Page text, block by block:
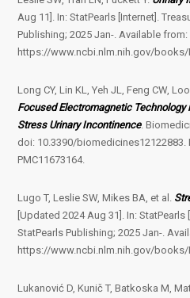
Aug 11]. In: StatPearls [Internet].
Publishing; 2025 Jan-. Available from:
https://www.ncbi.nlm.nih.gov/books/
Long CY, Lin KL, Yeh JL, Feng CW, Loo
Focused Electromagnetic
Stress Urinary Incontinence.
doi: 10.3390/biomedicines12122883.
PMC11673164.
Lugo T, Leslie SW, Mikes BA, et al.
[Updated 2024 Aug 31]. In: StatPearls
StatPearls Publishing; 2025 Jan-.
https://www.ncbi.nlm.nih.gov/books/
Lukanović D, Kunič T, Batkoska M,